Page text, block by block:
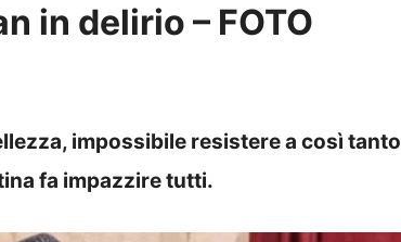
in delirio – FOTO
impossibile resistere a così tanto
fa impazzire tutti.